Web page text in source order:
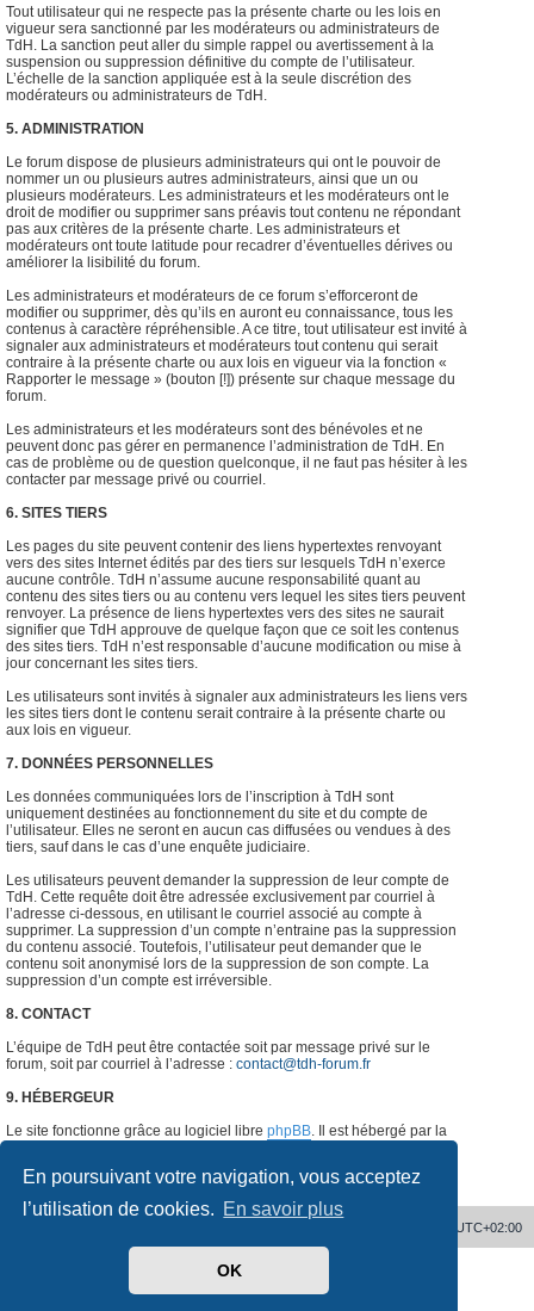
En poursuivant votre navigation, vous acceptez
l’utilisation de cookies. En savoir plus
OK
Tout utilisateur qui ne respecte pas la présente charte ou les lois en
vigueur sera sanctionné par les modérateurs ou administrateurs de
TdH. La sanction peut aller du simple rappel ou avertissement à la
suspension ou suppression définitive du compte de l’utilisateur.
L’échelle de la sanction appliquée est à la seule discrétion des
modérateurs ou administrateurs de TdH.
5. ADMINISTRATION
Le forum dispose de plusieurs administrateurs qui ont le pouvoir de
nommer un ou plusieurs autres administrateurs, ainsi que un ou
plusieurs modérateurs. Les administrateurs et les modérateurs ont le
droit de modifier ou supprimer sans préavis tout contenu ne répondant
pas aux critères de la présente charte. Les administrateurs et
modérateurs ont toute latitude pour recadrer d’éventuelles dérives ou
améliorer la lisibilité du forum.
Les administrateurs et modérateurs de ce forum s’efforceront de
modifier ou supprimer, dès qu’ils en auront eu connaissance, tous les
contenus à caractère répréhensible. A ce titre, tout utilisateur est invité à
signaler aux administrateurs et modérateurs tout contenu qui serait
contraire à la présente charte ou aux lois en vigueur via la fonction «
Rapporter le message » (bouton [!]) présente sur chaque message du
forum.
Les administrateurs et les modérateurs sont des bénévoles et ne
peuvent donc pas gérer en permanence l’administration de TdH. En
cas de problème ou de question quelconque, il ne faut pas hésiter à les
contacter par message privé ou courriel.
6. SITES TIERS
Les pages du site peuvent contenir des liens hypertextes renvoyant
vers des sites Internet édités par des tiers sur lesquels TdH n’exerce
aucune contrôle. TdH n’assume aucune responsabilité quant au
contenu des sites tiers ou au contenu vers lequel les sites tiers peuvent
renvoyer. La présence de liens hypertextes vers des sites ne saurait
signifier que TdH approuve de quelque façon que ce soit les contenus
des sites tiers. TdH n’est responsable d’aucune modification ou mise à
jour concernant les sites tiers.
Les utilisateurs sont invités à signaler aux administrateurs les liens vers
les sites tiers dont le contenu serait contraire à la présente charte ou
aux lois en vigueur.
7. DONNÉES PERSONNELLES
Les données communiquées lors de l’inscription à TdH sont
uniquement destinées au fonctionnement du site et du compte de
l’utilisateur. Elles ne seront en aucun cas diffusées ou vendues à des
tiers, sauf dans le cas d’une enquête judiciaire.
Les utilisateurs peuvent demander la suppression de leur compte de
TdH. Cette requête doit être adressée exclusivement par courriel à
l’adresse ci-dessous, en utilisant le courriel associé au compte à
supprimer. La suppression d’un compte n’entraine pas la suppression
du contenu associé. Toutefois, l’utilisateur peut demander que le
contenu soit anonymisé lors de la suppression de son compte. La
suppression d’un compte est irréversible.
8. CONTACT
L’équipe de TdH peut être contactée soit par message privé sur le
forum, soit par courriel à l’adresse : contact@tdh-forum.fr
9. HÉBERGEUR
Le site fonctionne grâce au logiciel libre phpBB. Il est hébergé par la
France.
UTC+02:00
phpBB ® Forum Software © phpBB Limited
phpBB-fr.com